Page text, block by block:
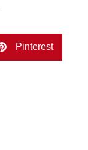
Pinterest